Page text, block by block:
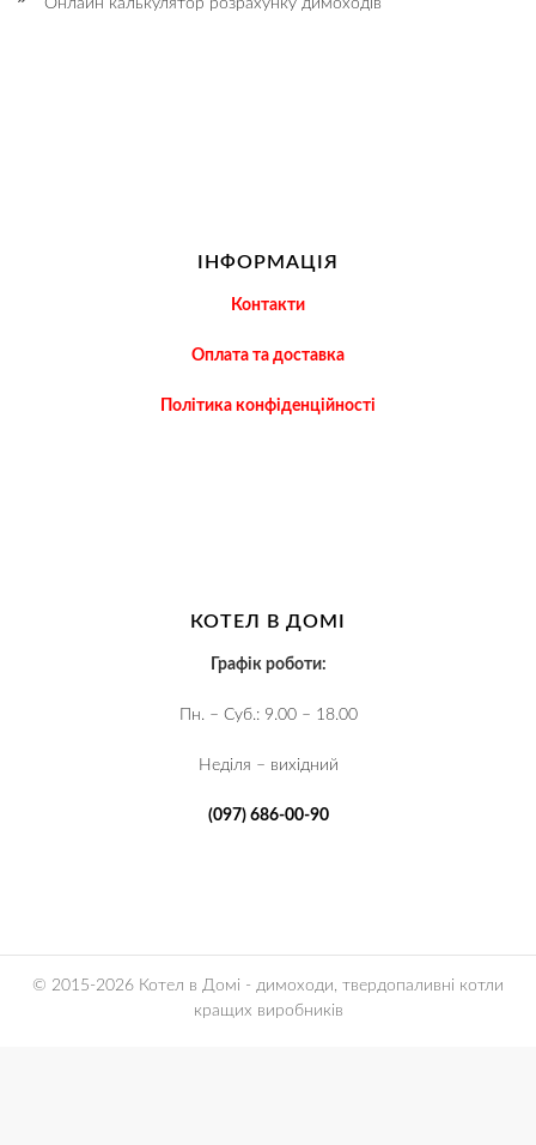
Онлайн калькулятор розрахунку димоходів
ІНФОРМАЦІЯ
Контакти
Оплата та доставка
Політика конфіденційності
КОТЕЛ В ДОМІ
Графік роботи:
Пн. – Суб.: 9.00 – 18.00
Неділя – вихідний
(097) 686-00-90
© 2015-2026 Котел в Домі - димоходи, твердопаливні котли
кращих виробників